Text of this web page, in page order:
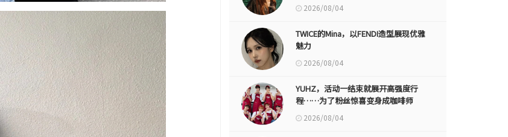
2026/08/04
TWICE的Mina，以FENDI造型展现优雅
魅力
2026/08/04
YUHZ，活动一结束就展开高强度行
程……为了粉丝惊喜变身成咖啡师
2026/08/04